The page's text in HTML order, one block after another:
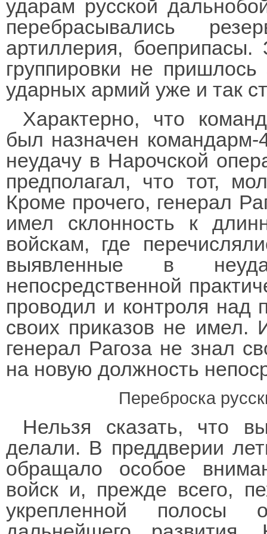
ударам русской
перебрасывались
артиллерия,
группировки не
ударных армий уже и так
Характерно, что
был назначен
неудачу в Нарочской
предполагал, что тот,
Кроме прочего, генерал
имел склонность к
войскам, где
выявленные в
непосредственной
проводил и контроля над
своих приказов не имел.
генерал Рагоза не знал
на новую должность
Переброска
Нельзя сказать, что
делали. В преддверии
обращало особое
войск и, прежде всего,
укрепленной полосы